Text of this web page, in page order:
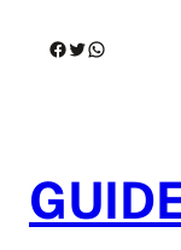
InhaltFacebook
Twitter
WhatsApp